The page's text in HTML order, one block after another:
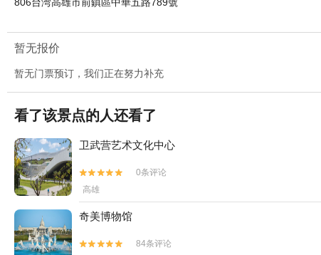
暂无报价
暂无门票预订，我们正在努力补充
看了该景点的人还看了
卫武营艺术文化中心


0条评论
高雄
奇美博物馆


84条评论